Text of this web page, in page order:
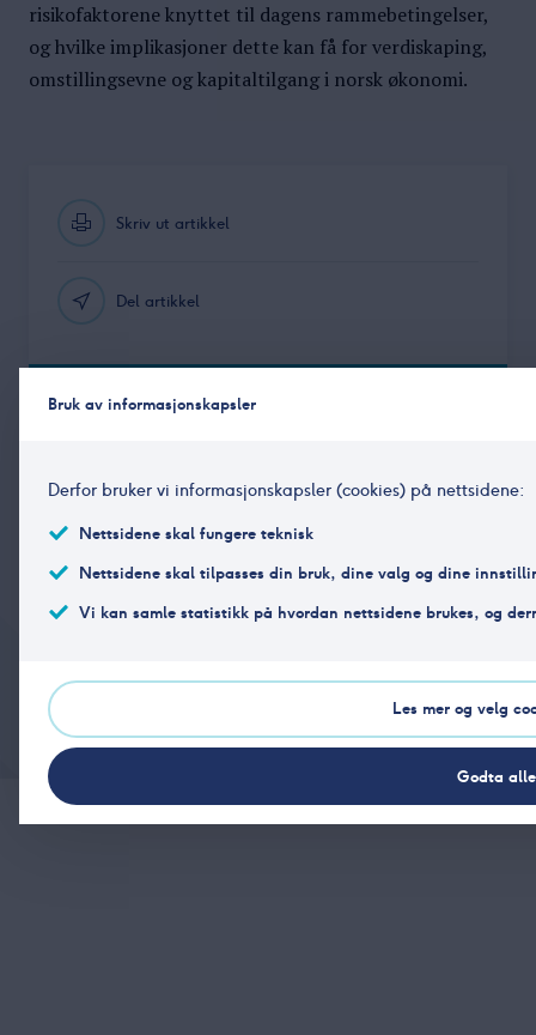
risikofaktorene knyttet til dagens rammebetingelser,
og hvilke implikasjoner dette kan få for verdiskaping,
omstillingsevne og kapitaltilgang i norsk økonomi.
Skriv ut artikkel
Del artikkel
Telefon (+47) 23 11 17 40
Postadresse
Bruk av informasjonskapsler
Derfor bruker vi informasjonskapsler (cookies) på nettsidene:
Nettsidene skal fungere teknisk
Nettsidene skal tilpasses din bruk, dine valg og dine
Vi kan samle statistikk på hvordan nettsidene brukes, og
Les mer og velg
Godta alle